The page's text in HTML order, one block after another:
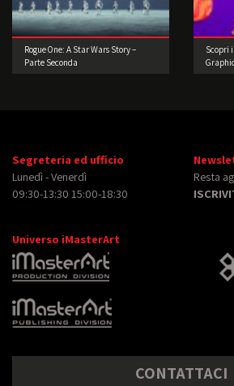
Rogue One: A Star Wars Story –
Parte Seconda
Scopri
Segreteria ed ufficio
Lunedì - Venerdì
09:30-13:30 15:00-18:30
Resta
Universo iMasterArt
CONTATTACI